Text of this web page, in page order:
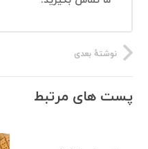
نوشتهٔ بعدی
پست های مرتبط